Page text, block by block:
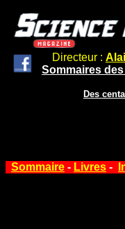
Directeur :
Sommaires
Des
Sommaire - Livres -